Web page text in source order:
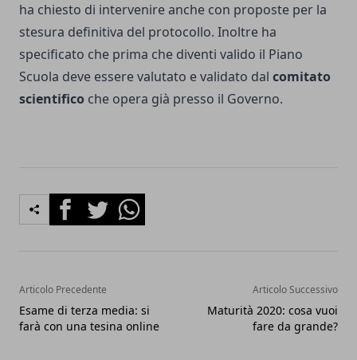
ha chiesto di intervenire anche con proposte per la
stesura definitiva del protocollo. Inoltre ha
specificato che prima che diventi valido il Piano
Scuola deve essere valutato e validato dal comitato
scientifico che opera già presso il Governo.
FacebookTwitterWhatsapp
Articolo Precedente
Esame di terza media: si
farà con una tesina online
Articolo Successivo
Maturità 2020: cosa vuoi
fare da grande?